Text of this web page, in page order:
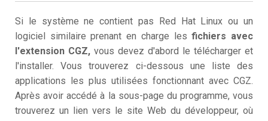
Si le système ne contient pas Red Hat Linux ou un
logiciel similaire prenant en charge lesfichiers avec
l'extension CGZ, vous devez d'abord le télécharger et
l'installer. Vous trouverez ci-dessous une liste des
applications les plus utilisées fonctionnant avec CGZ.
Après avoir accédé à la sous-page du programme, vous
trouverez un lien vers le site Web du développeur, où